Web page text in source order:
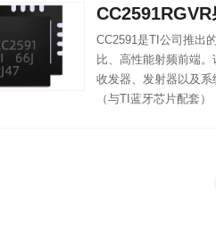
CC2591是TI公司推出
比、高性能射频前端
收发器、发射器以及系
（与TI蓝牙芯片配套）